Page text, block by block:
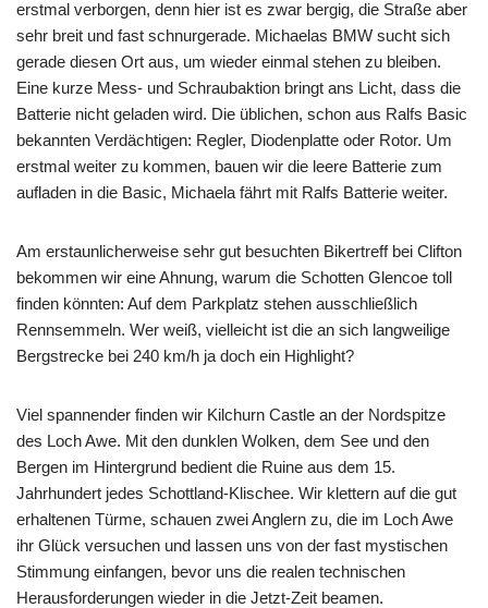
erstmal verborgen, denn hier ist es zwar bergig, die Straße aber
sehr breit und fast schnurgerade. Michaelas BMW sucht sich
gerade diesen Ort aus, um wieder einmal stehen zu bleiben.
Eine kurze Mess- und Schraubaktion bringt ans Licht, dass die
Batterie nicht geladen wird. Die üblichen, schon aus Ralfs Basic
bekannten Verdächtigen: Regler, Diodenplatte oder Rotor. Um
erstmal weiter zu kommen, bauen wir die leere Batterie zum
aufladen in die Basic, Michaela fährt mit Ralfs Batterie weiter.
Am erstaunlicherweise sehr gut besuchten Bikertreff bei Clifton
bekommen wir eine Ahnung, warum die Schotten Glencoe toll
finden könnten: Auf dem Parkplatz stehen ausschließlich
Rennsemmeln. Wer weiß, vielleicht ist die an sich langweilige
Bergstrecke bei 240 km/h ja doch ein Highlight?
Viel spannender finden wir Kilchurn Castle an der Nordspitze
des Loch Awe. Mit den dunklen Wolken, dem See und den
Bergen im Hintergrund bedient die Ruine aus dem 15.
Jahrhundert jedes Schottland-Klischee. Wir klettern auf die gut
erhaltenen Türme, schauen zwei Anglern zu, die im Loch Awe
ihr Glück versuchen und lassen uns von der fast mystischen
Stimmung einfangen, bevor uns die realen technischen
Herausforderungen wieder in die Jetzt-Zeit beamen.